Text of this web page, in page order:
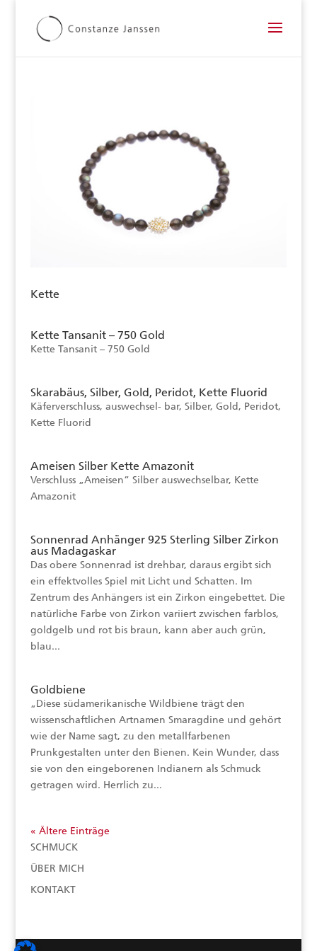
Kette
Kette Tansanit – 750 Gold
Kette Tansanit – 750 Gold
Skarabäus, Silber, Gold, Peridot, Kette Fluorid
Käferverschluss, auswechsel- bar, Silber, Gold, Peridot,
Kette Fluorid
Ameisen Silber Kette Amazonit
Verschluss „Ameisen“ Silber auswechselbar, Kette
Amazonit
Sonnenrad Anhänger 925 Sterling Silber Zirkon
aus Madagaskar
Das obere Sonnenrad ist drehbar, daraus ergibt sich
ein effektvolles Spiel mit Licht und Schatten. Im
Zentrum des Anhängers ist ein Zirkon eingebettet. Die
natürliche Farbe von Zirkon variiert zwischen farblos,
goldgelb und rot bis braun, kann aber auch grün,
blau...
Goldbiene
„Diese südamerikanische Wildbiene trägt den
wissenschaftlichen Artnamen Smaragdine und gehört
wie der Name sagt, zu den metallfarbenen
Prunkgestalten unter den Bienen. Kein Wunder, dass
sie von den eingeborenen Indianern als Schmuck
getragen wird. Herrlich zu...
« Ältere Einträge
SCHMUCK
ÜBER MICH
KONTAKT